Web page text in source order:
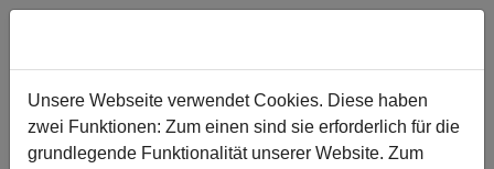
Zum Hauptinhalt springen
Unsere Webseite verwendet Cookies. Diese haben
zwei Funktionen: Zum einen sind sie erforderlich für die
grundlegende Funktionalität unserer Website. Zum